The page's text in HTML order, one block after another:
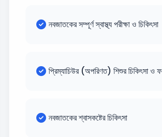
নবজাতকের সম্পূর্ণ স্বাস্থ্য পরীক্ষা ও চিকিৎসা
প্রিম্যাচিউর (অপরিণত) শিশুর চিকিৎসা
নবজাতকের শ্বাসকষ্টের চিকিৎসা